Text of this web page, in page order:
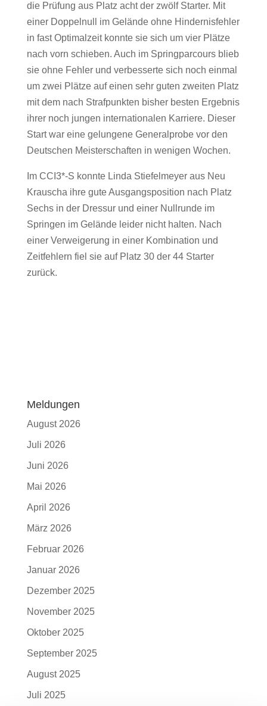
die Prüfung aus Platz acht der zwölf Starter. Mit
einer Doppelnull im Gelände ohne Hindernisfehler
in fast Optimalzeit konnte sie sich um vier Plätze
nach vorn schieben. Auch im Springparcours blieb
sie ohne Fehler und verbesserte sich noch einmal
um zwei Plätze auf einen sehr guten zweiten Platz
mit dem nach Strafpunkten bisher besten Ergebnis
ihrer noch jungen internationalen Karriere. Dieser
Start war eine gelungene Generalprobe vor den
Deutschen Meisterschaften in wenigen Wochen.
Im CCI3*-S konnte Linda Stiefelmeyer aus Neu
Krauscha ihre gute Ausgangsposition nach Platz
Sechs in der Dressur und einer Nullrunde im
Springen im Gelände leider nicht halten. Nach
einer Verweigerung in einer Kombination und
Zeitfehlern fiel sie auf Platz 30 der 44 Starter
zurück.
Meldungen
August 2026
Juli 2026
Juni 2026
Mai 2026
April 2026
März 2026
Februar 2026
Januar 2026
Dezember 2025
November 2025
Oktober 2025
September 2025
August 2025
Juli 2025